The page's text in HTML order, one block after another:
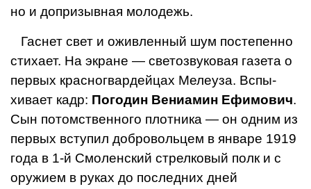
но и допризывная молодежь.
Гаснет свет и оживлен­ный шум постепенно
стиха­ет. На экране — светозвуко­вая газета о
первых красно­гвардейцах Мелеуза. Вспы­
хивает кадр: Погодин Ве­ниамин Ефимович.
Сын потомственного плотника — он одним из
первых вступил добровольцем в январе 1919
года в 1-й Смоленский стрел­ковый полк и с
оружием в руках до последних дней